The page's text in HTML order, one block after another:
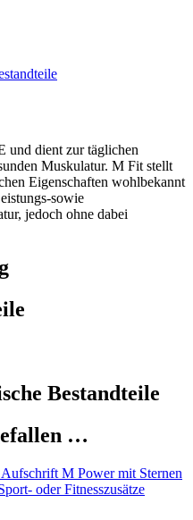
und dient zur täglichen
Muskulatur. M Fit stellt
Eigenschaften wohlbekannt
sowie
jedoch ohne dabei
Bestandteile
…